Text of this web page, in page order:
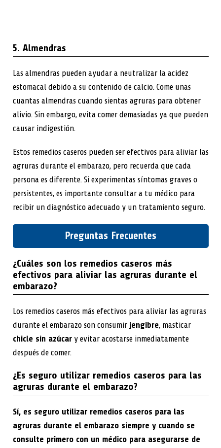
5. Almendras
Las almendras pueden ayudar a neutralizar la acidez
estomacal debido a su contenido de calcio. Come unas
cuantas almendras cuando sientas agruras para obtener
alivio. Sin embargo, evita comer demasiadas ya que pueden
causar indigestión.
Estos remedios caseros pueden ser efectivos para aliviar las
agruras durante el embarazo, pero recuerda que cada
persona es diferente. Si experimentas síntomas graves o
persistentes, es importante consultar a tu médico para
recibir un diagnóstico adecuado y un tratamiento seguro.
Preguntas Frecuentes
¿Cuáles son los remedios caseros más
efectivos para aliviar las agruras durante el
embarazo?
Los remedios caseros más efectivos para aliviar las agruras
durante el embarazo son consumir jengibre, masticar
chicle sin azúcary evitar acostarse inmediatamente
después de comer.
¿Es seguro utilizar remedios caseros para las
agruras durante el embarazo?
Sí, es seguro utilizar remedios caseros para las
agruras durante el embarazo siempre y cuando se
consulte primero con un médico para asegurarse de